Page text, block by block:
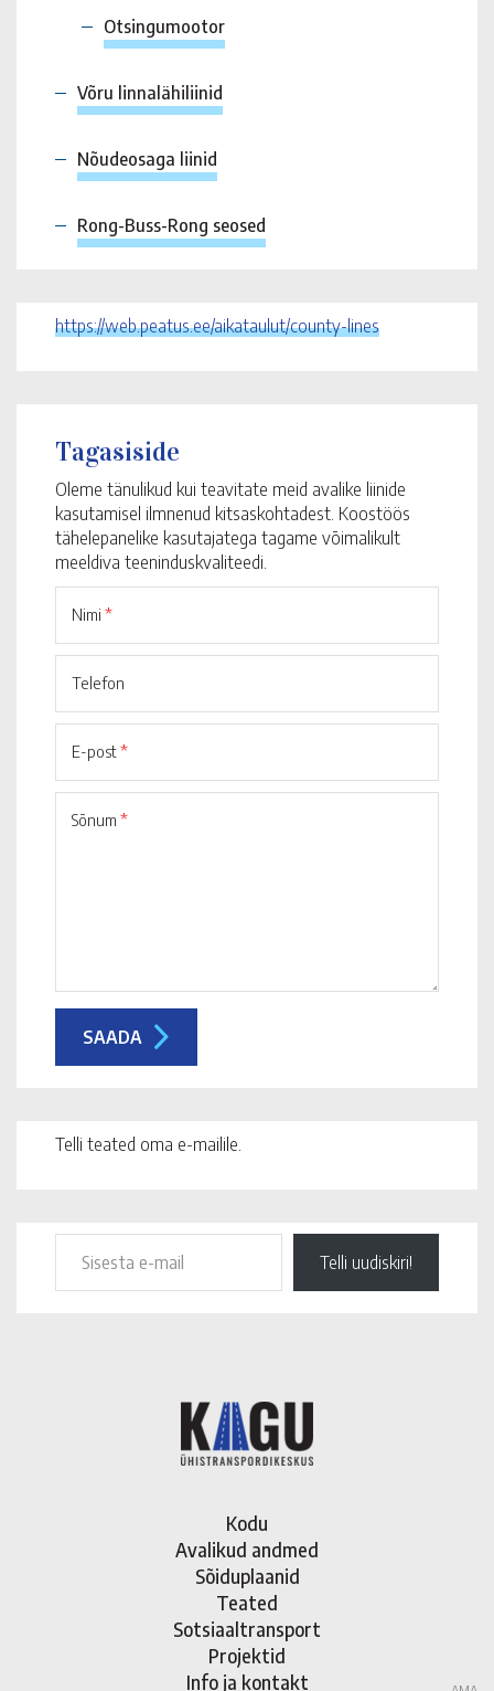
Otsingumootor
Võru linnalähiliinid
Nõudeosaga liinid
Rong-Buss-Rong seosed
https://web.peatus.ee/aikataulut/county-lines
Tagasiside
Oleme tänulikud kui teavitate meid avalike liinide
kasutamisel ilmnenud kitsaskohtadest. Koostöös
tähelepanelike kasutajatega tagame võimalikult
meeldiva teeninduskvaliteedi.
Nimi *
Telefon
E-post*
Sõnum *
Telli teated oma e-mailile.
Telli uudiskiri!
Kodu
Avalikud andmed
Sõiduplaanid
Teated
Sotsiaaltransport
Projektid
Info ja kontakt